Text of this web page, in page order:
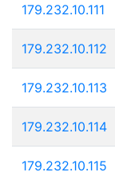
179.232.10.111
179.232.10.112
179.232.10.113
179.232.10.114
179.232.10.115